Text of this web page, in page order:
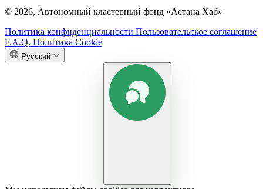
© 2026, Автономный кластерный фонд «Астана Хаб»
Политика конфиденциальности Пользовательское соглашение
F.A.Q. Политика Cookie
Русский